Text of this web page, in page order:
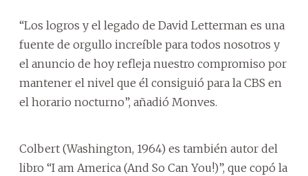
“Los logros y el legado de David Letterman es una
fuente de orgullo increíble para todos nosotros y
el anuncio de hoy refleja nuestro compromiso por
mantener el nivel que él consiguió para la CBS en
el horario nocturno”, añadió Monves.
Colbert (Washington, 1964) es también autor del
libro “I am America (And So Can You!)”, que copó la